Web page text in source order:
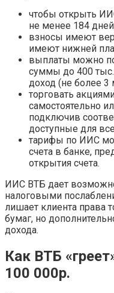
чтобы открыть
не менее 184 дней
взносы имеют
имеют нижней
выплаты можно
суммы до 400 тыс.
доход (не более 3
торговать
самостоятельно
подключив
доступные для
тарифы по ИИС
счета в банке,
открытия счета.
ИИС ВТБ дает
налоговыми
лишает клиента права
бумаг, но
дохода.
Как ВТБ
100 000р.